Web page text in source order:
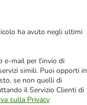
ha avuto negli ultimi
e-mail per l'invio di
simili. Puoi opporti in
se non quelli di
il Servizio Clienti di
sulla Privacy